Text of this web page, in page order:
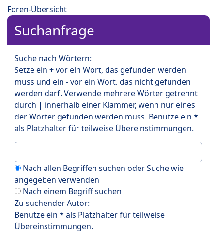
Foren-Übersicht
Suchanfrage
Suche nach Wörtern:
Setze ein +vor ein Wort, das gefunden werden
muss und ein -vor ein Wort, das nicht gefunden
werden darf. Verwende mehrere Wörter getrennt
durch | innerhalb einer Klammer, wenn nur eines
der Wörter gefunden werden muss. Benutze ein *
als Platzhalter für teilweise Übereinstimmungen.
Nach allen Begriffen suchen oder Suche wie
angegeben verwenden
Nach einem Begriff suchen
Zu suchender Autor:
Benutze ein * als Platzhalter für teilweise
Übereinstimmungen.